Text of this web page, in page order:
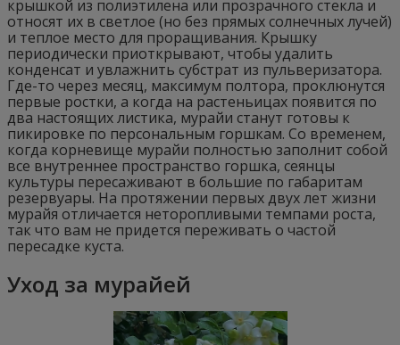
крышкой из полиэтилена или прозрачного стекла и
относят их в светлое (но без прямых солнечных лучей)
и теплое место для проращивания. Крышку
периодически приоткрывают, чтобы удалить
конденсат и увлажнить субстрат из пульверизатора.
Где-то через месяц, максимум полтора, проклюнутся
первые ростки, а когда на растеньицах появится по
два настоящих листика, мурайи станут готовы к
пикировке по персональным горшкам. Со временем,
когда корневище мурайи полностью заполнит собой
все внутреннее пространство горшка, сеянцы
культуры пересаживают в большие по габаритам
резервуары. На протяжении первых двух лет жизни
мурайя отличается неторопливыми темпами роста,
так что вам не придется переживать о частой
пересадке куста.
Уход за мурайей